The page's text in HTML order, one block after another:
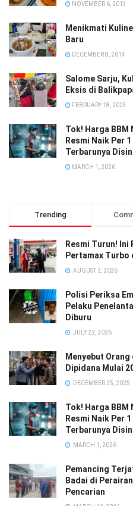
NOVEMBER 6, 2013
Menikmati
Baru
DECEMBER 8, 2014
Salome Sarju,
Eksis di
FEBRUARY 18, 2023
Tok! Harga BBM
Resmi Naik Per
Terbarunya
MARCH 1, 2026
Trending
Resmi Turun! Ini
Pertamax Turbo
AUGUST 2, 2026
Polisi Periksa
Pelaku
Diburu
JULY 22, 2026
Menyebut
Dipidana Mulai
DECEMBER 25, 2025
Tok! Harga BBM
Resmi Naik Per
Terbarunya
MARCH 1, 2026
Pemancing
Badai di
Pencarian